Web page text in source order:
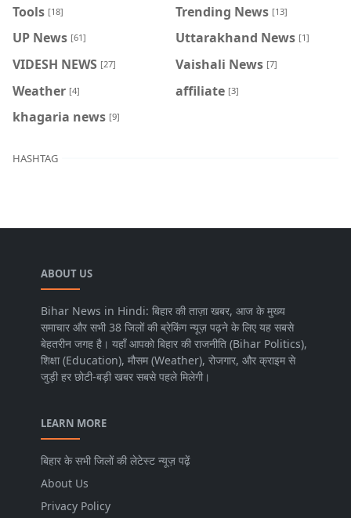
Tools [18] Trending News [13]
UP News [61] Uttarakhand News [1]
VIDESH NEWS [27] Vaishali News [7]
Weather [4] affiliate [3]
khagaria news [9]
HASHTAG
ABOUT US
Bihar News in Hindi: बिहार की ताज़ा खबर, आज के मुख्य
समाचार और सभी 38 जिलों की ब्रेकिंग न्यूज़ पढ़ने के लिए यह सबसे
बेहतरीन जगह है। यहाँ आपको बिहार की राजनीति (Bihar Politics),
शिक्षा (Education), मौसम (Weather), रोजगार, और क्राइम से
जुड़ी हर छोटी-बड़ी खबर सबसे पहले मिलेगी।
LEARN MORE
बिहार के सभी जिलों की लेटेस्ट न्यूज़ पढ़ें
About Us
Privacy Policy